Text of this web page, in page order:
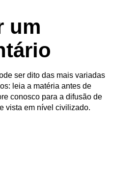
um
ser dito das mais variadas
leia a matéria antes de
conosco para a difusão de
vista em nível civilizado.